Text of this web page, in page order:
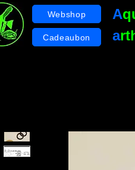
Webshop
Cadeaubon
A
a